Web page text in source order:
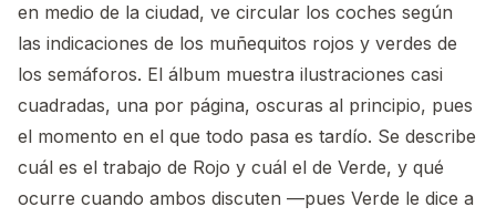
en medio de la ciudad, ve circular los coches según
las indicaciones de los muñequitos rojos y verdes de
los semáforos. El álbum muestra ilustraciones casi
cuadradas, una por página, oscuras al principio, pues
el momento en el que todo pasa es tardío. Se describe
cuál es el trabajo de Rojo y cuál el de Verde, y qué
ocurre cuando ambos discuten —pues Verde le dice a